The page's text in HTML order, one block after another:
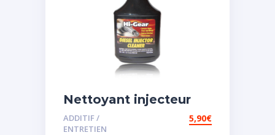
Nettoyant injecteur
diesel
ADDITIF /
ENTRETIEN
5,90€